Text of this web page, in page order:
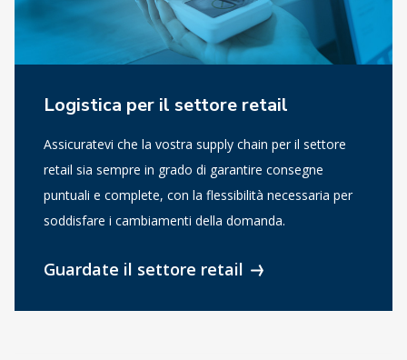
Logistica per il settore retail
Assicuratevi che la vostra supply chain per il settore
retail sia sempre in grado di garantire consegne
puntuali e complete, con la flessibilità necessaria per
soddisfare i cambiamenti della domanda.
Guardate il settore retail